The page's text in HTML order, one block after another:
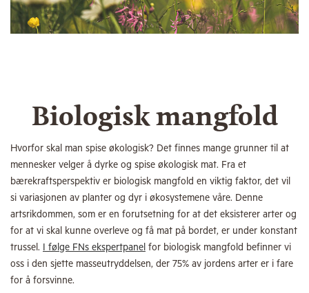
Biologisk mangfold
Hvorfor skal man spise økologisk? Det finnes mange grunner til at
mennesker velger å dyrke og spise økologisk mat. Fra et
bærekraftsperspektiv er biologisk mangfold en viktig faktor, det vil
si variasjonen av planter og dyr i økosystemene våre. Denne
artsrikdommen, som er en forutsetning for at det eksisterer arter og
for at vi skal kunne overleve og få mat på bordet, er under konstant
trussel.
I følge FNs ekspertpanel for biologisk mangfold befinner vi
oss i den sjette masseutryddelsen, der 75% av jordens arter er i fare
for å forsvinne.